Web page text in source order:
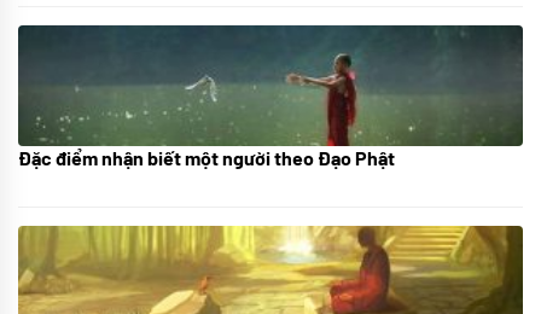
01/06/2024
Đặc điểm nhận biết một người theo Đạo Phật